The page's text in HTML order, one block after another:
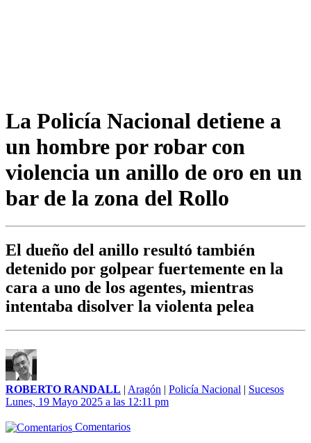
La Policía Nacional detiene a
un hombre por robar con
violencia un anillo de oro en un
bar de la zona del Rollo
El dueño del anillo resultó también
detenido por golpear fuertemente en la
cara a uno de los agentes, mientras
intentaba disolver la violenta pelea
ROBERTO RANDALL | Aragón | Policía Nacional | Sucesos
Lunes, 19 Mayo 2025 a las 12:11 pm
Comentarios